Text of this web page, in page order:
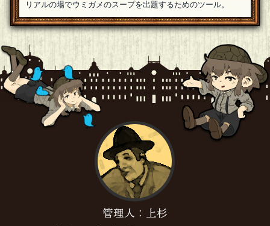
参加します[20年07月16日 20:27]
みのすけ
ち～っす！
[20年07月16日 18:20]
ｺｰﾈﾘﾝｸﾞ
参加します！ [20年07月16日 17:11]
キャノー[『★良質』]
参加します！[20年07月16日 16:23]
[20年07月16日 15:50]
[20年07月16日 14:35]
[20年07月16日 14:05]
リアルの場でウミガメのスープを出題するためのツール。
管理人：上杉